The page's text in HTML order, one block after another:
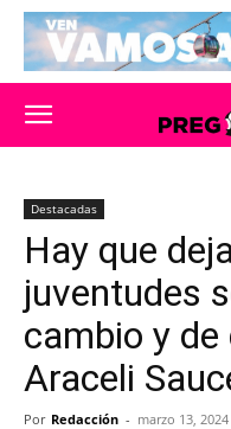
Destacadas
Hay que
juventudes
cambio y
Araceli
Por Redacción - marzo 13, 2024